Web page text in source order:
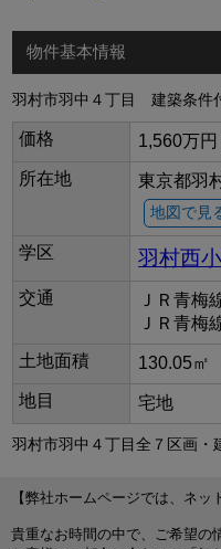
物件基本情報
羽村市羽中４丁目 建築条
価格
1,560万円
所在地
東京都羽
地図で見
学区 羽村西
交通
ＪＲ青梅
ＪＲ青梅
土地面積
130.05㎡
地目
宅地
羽村市羽中４丁目全７区画・
【弊社ホームページでは、ネッ
貴重なお時間の中で、ご希望の